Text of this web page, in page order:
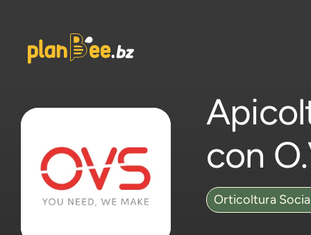
contenuto
con
Orticoltura